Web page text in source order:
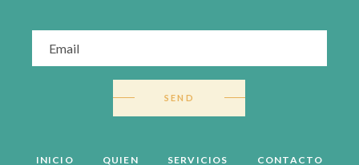
INICIO QUIEN SERVICIOS CONTACTO
SEND